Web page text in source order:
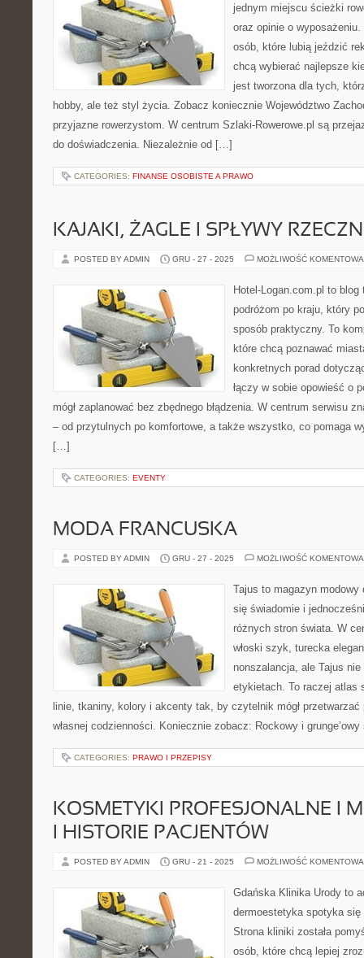
jednym miejscu ścieżki
oraz opinie o
osób, które lubią jeździć
chcą wybierać najlepsze
jest tworzona dla tych,
hobby, ale też styl życia. Zobacz koniecznie Województwo
przyjazne rowerzystom. W centrum Szlaki-Rowerowe.pl są
do doświadczenia. Niezależnie od […]
CATEGORIES: FINANSE OSOBISTE A PRAWO
KAJAKI, ŻAGLE I SPŁYWY
POSTED BY ADMIN GRU - 27 - 2025 MOŻLIWOŚĆ
Hotel-Logan.com.pl to
podróżom po kraju, który
sposób praktyczny. To
które chcą poznawać
konkretnych porad
łączy w sobie opowieść o
mógł zaplanować bez zbędnego błądzenia. W centrum serwisu
– od przytulnych po komfortowe, a także wszystko, co pomaga
[…]
CATEGORIES: EVENTY
MODA FRANCUSKA
POSTED BY ADMIN GRU - 27 - 2025 MOŻLIWOŚĆ
Tajus to magazyn
się świadomie i
różnych stron świata. W
włoski szyk, turecka
nonszalancja, ale Tajus
etykietach. To raczej atlas
linie, tkaniny, kolory i akcenty tak, by czytelnik mógł przetwarzać
własnej codzienności. Koniecznie zobacz: Rockowy i
CATEGORIES: PRAWO I PRZEPISY
KOSMETYKI PROFESJONALNE I
I HISTORIE PACJENTÓW
POSTED BY ADMIN GRU - 21 - 2025 MOŻLIWOŚĆ
Gdańska Klinika Urody to
dermoestetyka spotyka
Strona kliniki została
osób, które chcą lepiej